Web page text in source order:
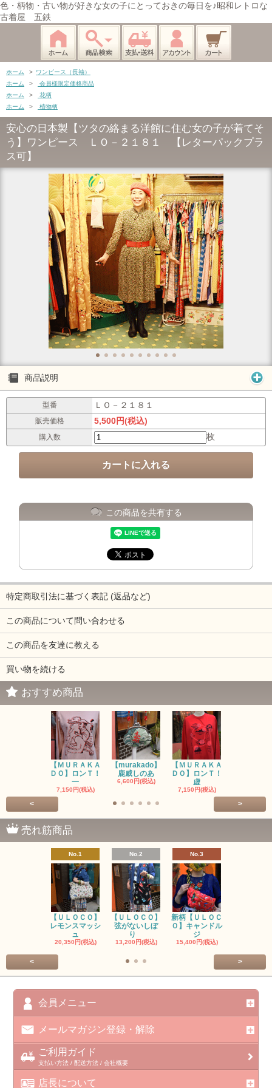
色・柄物・古い物が好きな女の子にとっておきの毎日を♪昭和レトロな
古着屋 五鉄
ホーム > ワンピース（長袖）
ホーム
>
会員様限定価格商品
ホーム
>
花柄
ホーム
> 植物柄
安心の日本製【ツタの絡まる洋館に住む女の子が着てそ
う】ワンピース ＬＯ－２１８１ 【レターパックプラ
ス可】
商品説明
型番 ＬＯ－２１８１
販売価格 5,500円(税込)
購入数 枚
この商品を共有する
特定商取引法に基づく表記 (返品など)
この商品について問い合わせる
この商品を友達に教える
買い物を続ける
おすすめ商品
【ＭＵＲＡＫＡ
ＤＯ】ロンＴ！
一
7,150円(税込)
【murakado】
鹿威しのあ
6,600円(税込)
【ＭＵＲＡＫＡ
ＤＯ】ロンＴ！
虚
7,150円(税込)
< >
売れ筋商品
No.1
【ＵＬＯＣＯ】
レモンスマッシ
ュ
20,350円(税込)
No.2
【ＵＬＯＣＯ】
弦がないしぼ
り
13,200円(税込)
No.3
新柄【ＵＬＯＣ
Ｏ】キャンドル
ジ
15,400円(税込)
< >
会員メニュー
メールマガジン登録・解除
ご利用ガイド
支払い方法 / 配送方法 / 会社概要
店長について